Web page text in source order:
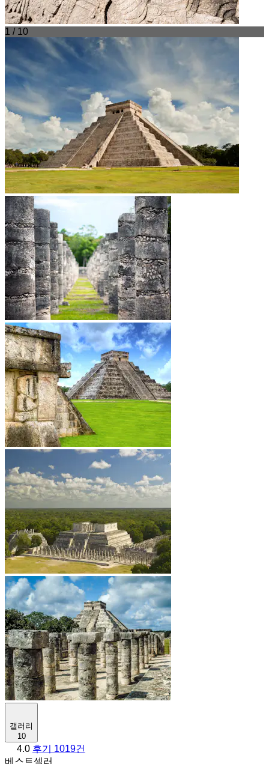
1 / 10
갤러리
10
4.0 후기 1019건
베스트셀러